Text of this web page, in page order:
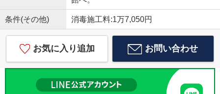
条件(その他) 消毒施工料:1万7,050円
お気に入り追加 お問い合わせ